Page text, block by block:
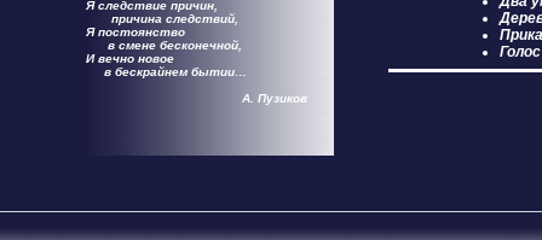
Я следствие причин,
причина следствий,
Я постоянство
в смене бесконечной,
И вечно новое
в бескрайнем бытии…
А. Пузиков